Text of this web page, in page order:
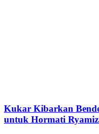
Kukar Kibarkan
untuk Hormati